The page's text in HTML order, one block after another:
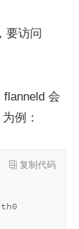
要访问
会
例：